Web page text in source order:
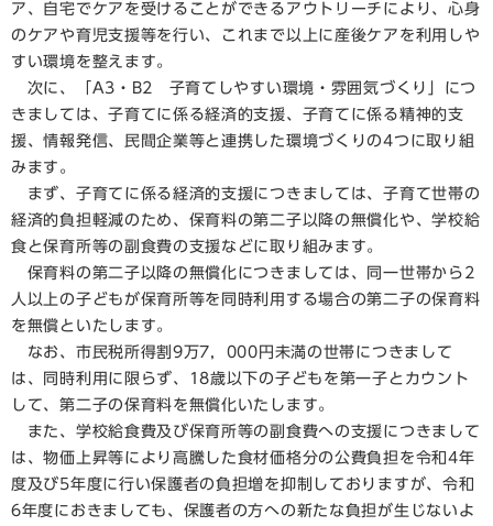
ア、自宅でケアを受けることができるアウトリーチにより、心身
のケアや育児支援等を行い、これまで以上に産後ケアを利用しや
すい環境を整えます。
次に、「A3・B2 子育てしやすい環境・雰囲気づくり」につ
きましては、子育てに係る経済的支援、子育てに係る精神的支
援、情報発信、民間企業等と連携した環境づくりの4つに取り組
みます。
まず、子育てに係る経済的支援につきましては、子育て世帯の
経済的負担軽減のため、保育料の第二子以降の無償化や、学校給
食と保育所等の副食費の支援などに取り組みます。
保育料の第二子以降の無償化につきましては、同一世帯から2
人以上の子どもが保育所等を同時利用する場合の第二子の保育料
を無償といたします。
なお、市民税所得割9万7，000円未満の世帯につきまして
は、同時利用に限らず、18歳以下の子どもを第一子とカウント
して、第二子の保育料を無償化いたします。
また、学校給食費及び保育所等の副食費への支援につきまして
は、物価上昇等により高騰した食材価格分の公費負担を令和4年
度及び5年度に行い保護者の負担増を抑制しておりますが、令和
6年度におきましても、保護者の方への新たな負担が生じないよ